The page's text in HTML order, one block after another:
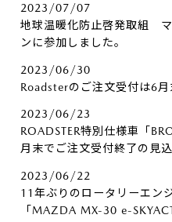
2023/07/07
地球温暖化防止啓発取組
ンに参加しました。
2023/06/30
Roadsterのご注文受付は6月
2023/06/23
ROADSTER特別仕様車「
月末でご注文受付終了の見
2023/06/22
11年ぶりのロータリーエン
「MAZDA MX-30 e-